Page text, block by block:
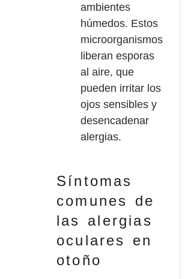
ambientes
húmedos. Estos
microorganismos
liberan esporas
al aire, que
pueden irritar los
ojos sensibles y
desencadenar
alergias.
Síntomas
comunes de
las alergias
oculares en
otoño